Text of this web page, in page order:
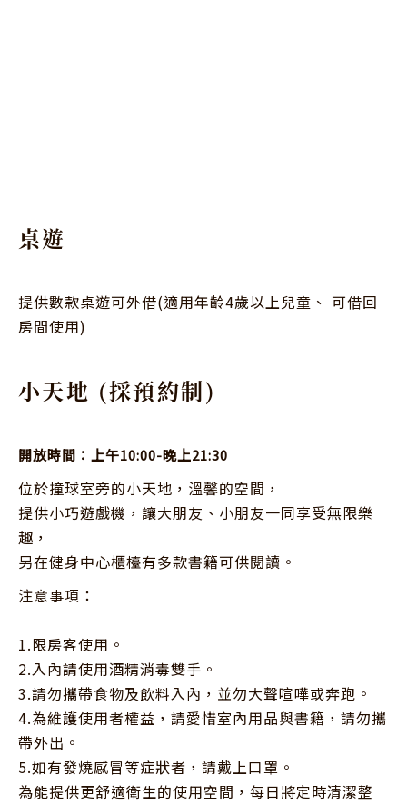
桌遊
提供數款桌遊可外借(適用年齡4歲以上兒童、 可借回
房間使用)
小天地 (採預約制)
開放時間：上午10:00-晚上21:30
位於撞球室旁的小天地，溫馨的空間，
提供小巧遊戲機，讓大朋友、小朋友一同享受無限樂
趣，
另在健身中心櫃檯有多款書籍可供閱讀。
注意事項：
1.限房客使用。
2.入內請使用酒精消毒雙手。
3.請勿攜帶食物及飲料入內，並勿大聲喧嘩或奔跑。
4.為維護使用者權益，請愛惜室內用品與書籍，請勿攜
帶外出。
5.如有發燒感冒等症狀者，請戴上口罩。
為能提供更舒適衛生的使用空間，每日將定時清潔整